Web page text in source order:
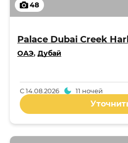
48
Palace Dubai Creek
ОАЭ, Дубай
С14.08.2026 11 ночей